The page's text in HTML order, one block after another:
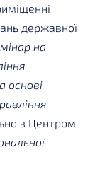
державної
на
основі
з Центром